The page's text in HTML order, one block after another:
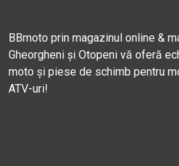
BBmoto prin magazinul online &
Gheorgheni și Otopeni vă oferă
moto și piese de schimb pentru
ATV-uri!